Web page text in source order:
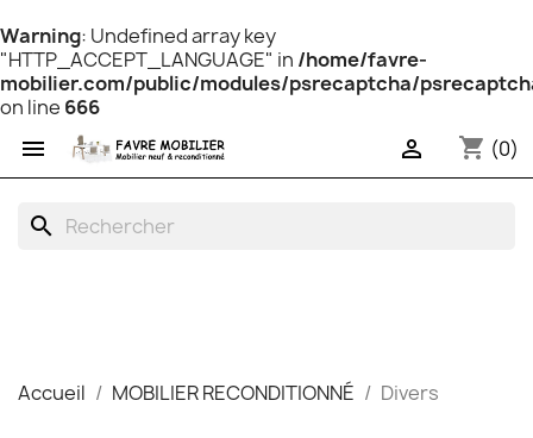
Warning: Undefined array key
"HTTP_ACCEPT_LANGUAGE" in /home/favre-
mobilier.com/public/modules/psrecaptcha/
on line 666
 shopping_cart (0)

search
Accueil MOBILIER RECONDITIONNÉ Divers